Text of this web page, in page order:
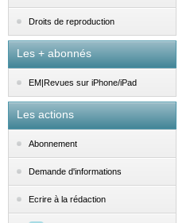
Droits de reproduction
Les + abonnés
EM|Revues sur iPhone/iPad
Les actions
Abonnement
Demande d'informations
Ecrire à la rédaction